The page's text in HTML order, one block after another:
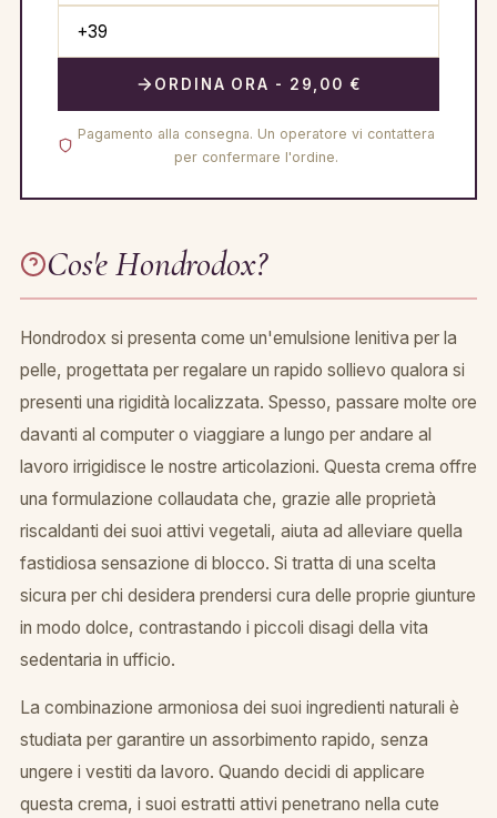
ORDINA ORA - 29,00 €
Pagamento alla consegna. Un operatore vi contattera
per confermare l'ordine.
Cos'e Hondrodox?
Hondrodox si presenta come un'emulsione lenitiva per la
pelle, progettata per regalare un rapido sollievo qualora si
presenti una rigidità localizzata. Spesso, passare molte ore
davanti al computer o viaggiare a lungo per andare al
lavoro irrigidisce le nostre articolazioni. Questa crema offre
una formulazione collaudata che, grazie alle proprietà
riscaldanti dei suoi attivi vegetali, aiuta ad alleviare quella
fastidiosa sensazione di blocco. Si tratta di una scelta
sicura per chi desidera prendersi cura delle proprie giunture
in modo dolce, contrastando i piccoli disagi della vita
sedentaria in ufficio.
La combinazione armoniosa dei suoi ingredienti naturali è
studiata per garantire un assorbimento rapido, senza
ungere i vestiti da lavoro. Quando decidi di applicare
questa crema, i suoi estratti attivi penetrano nella cute